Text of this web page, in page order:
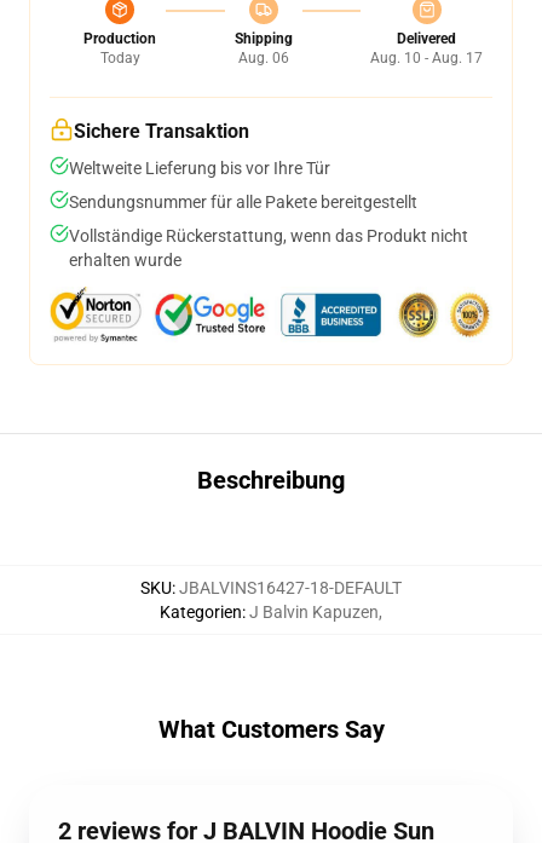
Production
Today
Shipping
Aug. 06
Delivered
Aug. 10 - Aug. 17
Sichere Transaktion
Weltweite Lieferung bis vor Ihre Tür
Sendungsnummer für alle Pakete bereitgestellt
Vollständige Rückerstattung, wenn das Produkt nicht
erhalten wurde
Beschreibung
SKU:JBALVINS16427-18-DEFAULT
Kategorien:J Balvin Kapuzen,
What Customers Say
2 reviews for J BALVIN Hoodie Sun